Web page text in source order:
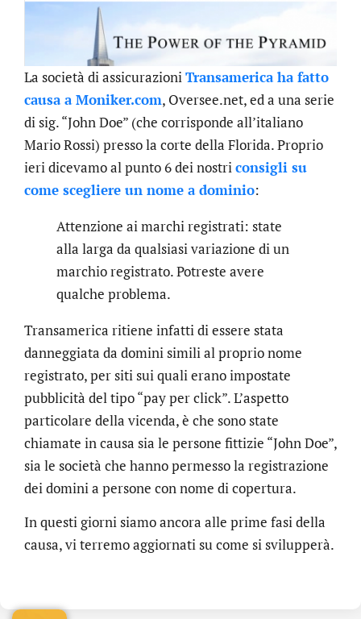
La società di assicurazioniTransamerica ha fatto
causa a Moniker.com, Oversee.net, ed a una serie
di sig. “John Doe” (che corrisponde all’italiano
Mario Rossi) presso la corte della Florida. Proprio
ieri dicevamo al punto 6 dei nostriconsigli su
come scegliere un nome a dominio:
Attenzione ai marchi registrati: state
alla larga da qualsiasi variazione di un
marchio registrato. Potreste avere
qualche problema.
Transamerica ritiene infatti di essere stata
danneggiata da domini simili al proprio nome
registrato, per siti sui quali erano impostate
pubblicità del tipo “pay per click”. L’aspetto
particolare della vicenda, è che sono state
chiamate in causa sia le persone fittizie “John Doe”,
sia le società che hanno permesso la registrazione
dei domini a persone con nome di copertura.
In questi giorni siamo ancora alle prime fasi della
causa, vi terremo aggiornati su come si svilupperà.
.online